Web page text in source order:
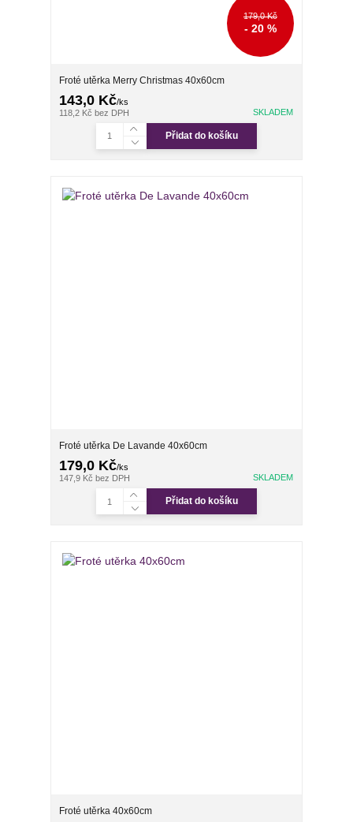
179,0 Kč
- 20 %
Froté utěrka Merry Christmas 40x60cm
143,0 Kč/ks
118,2 Kčbez DPH SKLADEM
Přidat do košíku
Froté utěrka De Lavande 40x60cm
179,0 Kč/ks
147,9 Kčbez DPH SKLADEM
Přidat do košíku
Froté utěrka 40x60cm